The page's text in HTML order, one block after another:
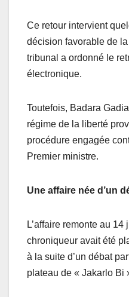
Ce retour intervient
décision favorable de
tribunal a ordonné le
électronique.
Toutefois, Badara
régime de la liberté
procédure engagée
Premier ministre.
Une affaire née d’un
L’affaire remonte au
chroniqueur avait été
à la suite d’un débat
plateau de « Jakarlo Bi